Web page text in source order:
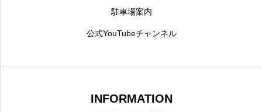
駐車場案内
公式YouTubeチャンネル
INFORMATION